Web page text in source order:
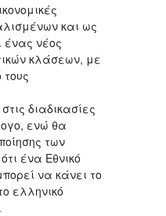
και ως
ένας νέος
κλάσεων, με
διαδικασίες
ενώ θα
των
ένα Εθνικό
να κάνει το
ελληνικό